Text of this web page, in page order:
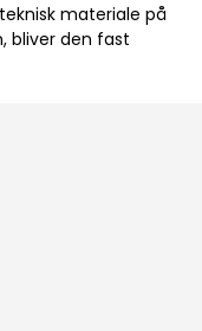
materiale på
bliver den fast